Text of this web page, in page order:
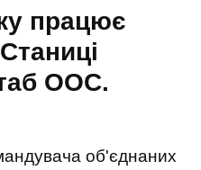
працює
ООС.
об'єднаних